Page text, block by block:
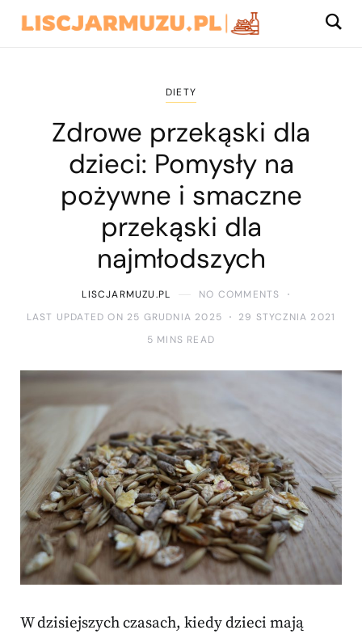
DIETY
Zdrowe przekąski dla
dzieci: Pomysły na
pożywne i smaczne
przekąski dla
najmłodszych
LISCJARMUZU.PL
NO COMMENTS
LAST UPDATED ON 25 GRUDNIA 2025
29 STYCZNIA 2021
5 MINS READ
W dzisiejszych czasach, kiedy dzieci mają